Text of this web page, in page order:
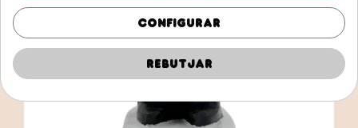
Configurar
Rebutjar